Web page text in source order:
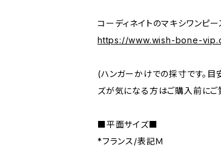
コーディネイトのマキシワンピー
https://www.wish-bone-
(ハンガーかけでの採寸です。目
ズが気になる方はご購入前にご
■平面サイズ■
*フランス/表記Ｍ